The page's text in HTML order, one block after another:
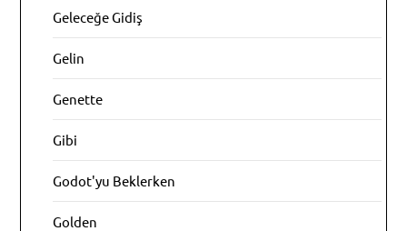
Geleceğe Gidiş
Gelin
Genette
Gibi
Godot'yu Beklerken
Golden